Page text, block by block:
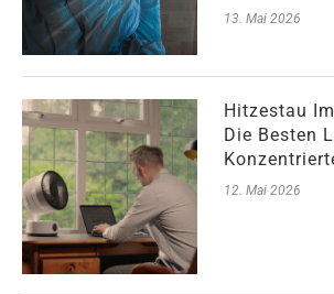
13. Mai 2026
Hitzestau
Die Besten
12. Mai 2026